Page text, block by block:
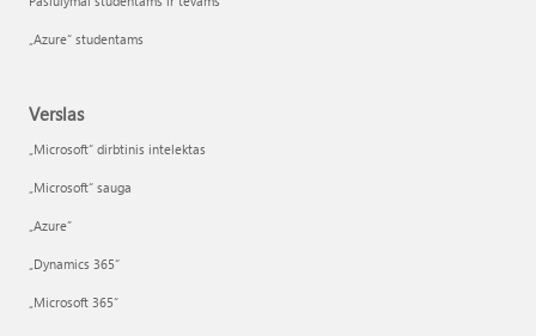
„Azure“ studentams
Verslas
„Microsoft“ dirbtinis intelektas
„Microsoft“ sauga
„Azure”
„Dynamics 365“
„Microsoft 365“